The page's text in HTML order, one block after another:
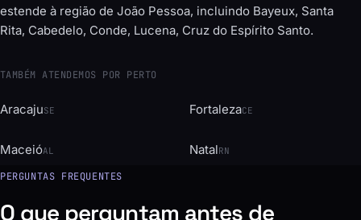
estende à região de João Pessoa, incluindo Bayeux, Santa
Rita, Cabedelo, Conde, Lucena, Cruz do Espírito Santo.
TAMBÉM ATENDEMOS POR PERTO
AracajuSE FortalezaCE
MaceióAL NatalRN
PERGUNTAS FREQUENTES
O que perguntam antes de